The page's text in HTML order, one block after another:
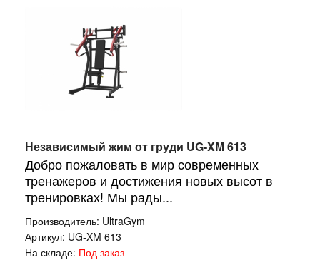
Независимый жим от груди UG-XM 613
Добро пожаловать в мир современных
тренажеров и достижения новых высот в
тренировках! Мы рады...
Производитель: UltraGym
Артикул: UG-XM 613
На складе: Под заказ